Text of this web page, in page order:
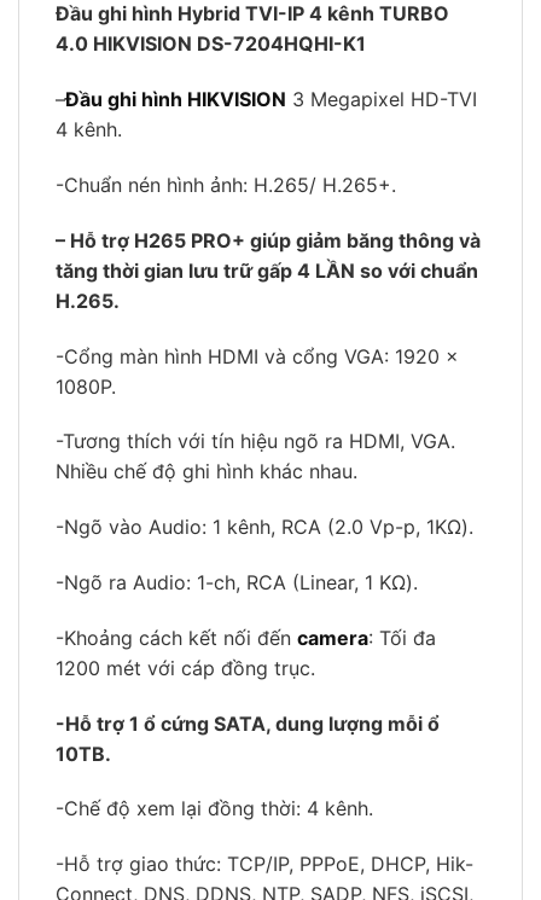
Đầu ghi hình Hybrid TVI-IP 4 kênh TURBO
4.0 HIKVISION DS-7204HQHI-K1
–Đầu ghi hình HIKVISION 3 Megapixel HD-TVI
4 kênh.
-Chuẩn nén hình ảnh: H.265/ H.265+.
– Hỗ trợ H265 PRO+ giúp giảm băng thông và
tăng thời gian lưu trữ gấp 4 LẦN so với chuẩn
H.265.
-Cổng màn hình HDMI và cổng VGA: 1920 x
1080P.
-Tương thích với tín hiệu ngõ ra HDMI, VGA.
Nhiều chế độ ghi hình khác nhau.
-Ngõ vào Audio: 1 kênh, RCA (2.0 Vp-p, 1KΩ).
-Ngõ ra Audio: 1-ch, RCA (Linear, 1 KΩ).
-Khoảng cách kết nối đến camera: Tối đa
1200 mét với cáp đồng trục.
-Hỗ trợ 1 ổ cứng SATA, dung lượng mỗi ổ
10TB.
-Chế độ xem lại đồng thời: 4 kênh.
-Hỗ trợ giao thức: TCP/IP, PPPoE, DHCP, Hik-
Connect, DNS, DDNS, NTP, SADP, NFS, iSCSI,